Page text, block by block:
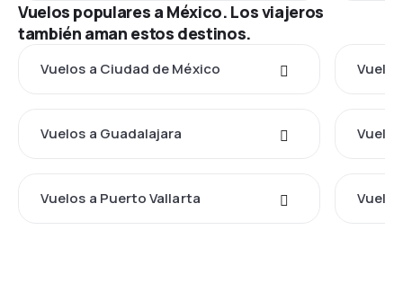
Vuelos populares a México. Los viajeros
también aman estos destinos.
Vuelos a Ciudad de México
Vuelos a Guadalajara
Vuelos a Puerto Vallarta